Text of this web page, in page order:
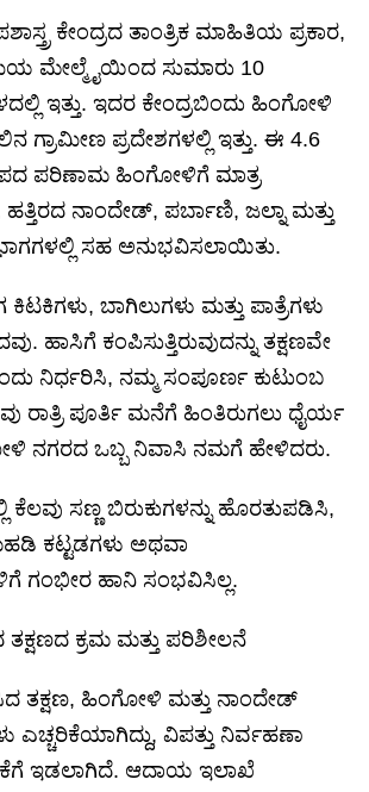
ಕೇಂದ್ರದ ತಾಂತ್ರಿಕ ಮಾಹಿತಿಯ ಪ್ರಕಾರ,
ಮೇಲ್ಮೈಯಿಂದ ಸುಮಾರು 10
ಇತ್ತು. ಇದರ ಕೇಂದ್ರಬಿಂದು ಹಿಂಗೋಳಿ
ಗ್ರಾಮೀಣ ಪ್ರದೇಶಗಳಲ್ಲಿ ಇತ್ತು. ಈ 4.6
ಪರಿಣಾಮ ಹಿಂಗೋಳಿಗೆ ಮಾತ್ರ
ನಾಂದೇಡ್, ಪರ್ಬಾಣಿ, ಜಲ್ನಾ ಮತ್ತು
ಸಹ ಅನುಭವಿಸಲಾಯಿತು.
ಕಿಟಕಿಗಳು, ಬಾಗಿಲುಗಳು ಮತ್ತು ಪಾತ್ರೆಗಳು
ಹಾಸಿಗೆ ಕಂಪಿಸುತ್ತಿರುವುದನ್ನು ತಕ್ಷಣವೇ
ನಿರ್ಧರಿಸಿ, ನಮ್ಮ ಸಂಪೂರ್ಣ ಕುಟುಂಬ
ರಾತ್ರಿ ಪೂರ್ತಿ ಮನೆಗೆ ಹಿಂತಿರುಗಲು ಧೈರ್ಯ
ನಗರದ ಒಬ್ಬ ನಿವಾಸಿ ನಮಗೆ ಹೇಳಿದರು.
ಸಣ್ಣ ಬಿರುಕುಗಳನ್ನು ಹೊರತುಪಡಿಸಿ,
ಕಟ್ಟಡಗಳು ಅಥವಾ
ಹಾನಿ ಸಂಭವಿಸಿಲ್ಲ.
ಕ್ರಮ ಮತ್ತು ಪರಿಶೀಲನೆ
ತಕ್ಷಣ, ಹಿಂಗೋಳಿ ಮತ್ತು ನಾಂದೇಡ್
ಎಚ್ಚರಿಕೆಯಾಗಿದ್ದು, ವಿಪತ್ತು ನಿರ್ವಹಣಾ
ಇಡಲಾಗಿದೆ. ಆದಾಯ ಇಲಾಖೆ